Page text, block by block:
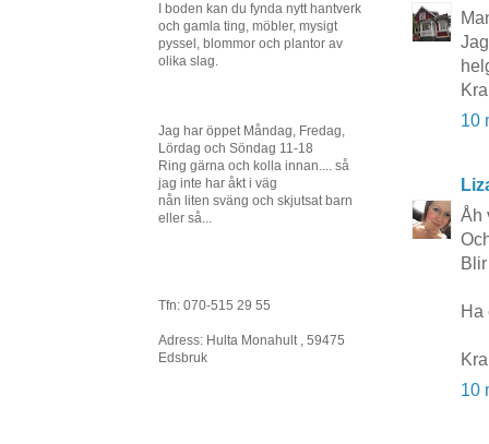
10
Åh
Ha
10
I boden kan du fynda nytt hantverk
och gamla ting, möbler, mysigt
pyssel, blommor och plantor av
olika slag.
Jag har öppet Måndag, Fredag,
Lördag och Söndag 11-18
Ring gärna och kolla innan.... så
jag inte har åkt i väg
nån liten sväng och skjutsat barn
eller så...
Tfn: 070-515 29 55
Adress: Hulta Monahult , 59475
Edsbruk